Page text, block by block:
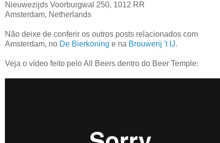
Nieuwezijds Voorburgwal 250, 1012 RR
Amsterdam, Netherlands
Não deixe de conferir os outros posts relacionados com
Amsterdam, no De Bierkoning e na Brouwerij 't IJ.
Veja o vídeo feito pelo All Beers dentro do Beer Temple: